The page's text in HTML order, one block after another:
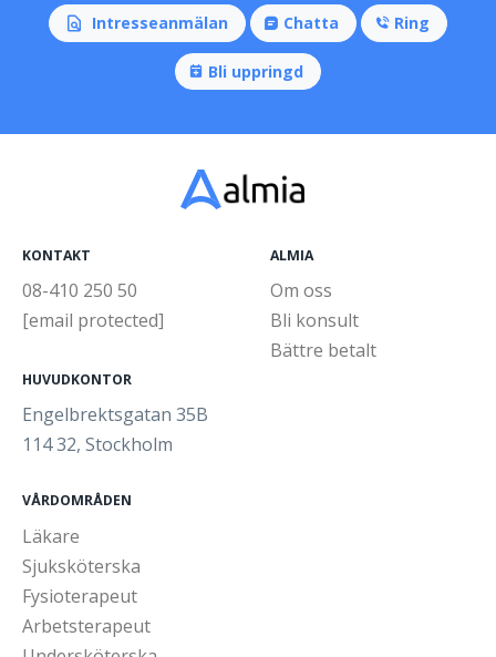
Intresseanmälan Chatta Ring
Bli uppringd
KONTAKT
08-410 250 50
[email protected]
HUVUDKONTOR
Engelbrektsgatan 35B
114 32, Stockholm
ALMIA
Om oss
Bli konsult
Bättre betalt
VÅRDOMRÅDEN
Läkare
Sjuksköterska
Fysioterapeut
Arbetsterapeut